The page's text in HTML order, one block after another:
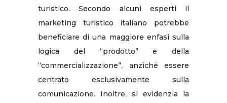
turistico. Secondo alcuni esperti il
marketing turistico italiano potrebbe
beneficiare di una maggiore enfasi sulla
logica del “prodotto” e della
“commercializzazione”, anziché essere
centrato esclusivamente sulla
comunicazione. Inoltre, si evidenzia la